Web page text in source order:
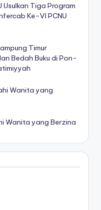
Usulkan Tiga Program
Ke-VI PCNU
Timur
Bedah Buku di Pon-
Wanita yang
Wanita yang Berzina